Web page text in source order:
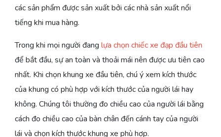
các sản phẩm được sản xuất bởi các nhà sản xuất nổi
tiếng khi mua hàng.
Trong khi mọi người đang lựa chọn chiếc xe đạp đầu tiên
để bắt đầu, sự an toàn và thoải mái nên được ưu tiên cao
nhất. Khi chọn khung xe đầu tiên, chú ý xem kích thước
của khung có phù hợp với kích thước của người lái hay
không. Chúng tôi thường đo chiều cao của người lái bằng
cách đo chiều cao của bàn chân đến cánh tay của người
lái và chọn kích thước khung xe phù hợp.